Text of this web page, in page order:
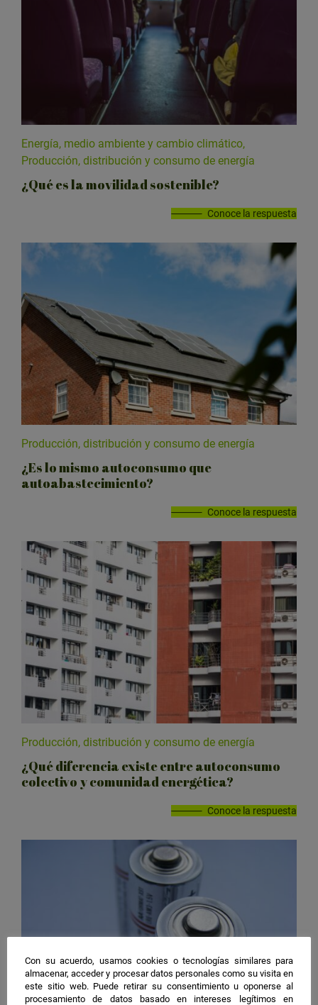
Energía, medio ambiente y cambio climático,
Producción, distribución y consumo de energía
¿Qué es la movilidad sostenible?
Conoce la respuesta
Producción, distribución y consumo de energía
¿Es lo mismo autoconsumo que
autoabastecimiento?
Conoce la respuesta
Producción, distribución y consumo de energía
¿Qué diferencia existe entre autoconsumo
colectivo y comunidad energética?
Conoce la respuesta
Con su acuerdo, usamos cookies o tecnologías similares para
almacenar, acceder y procesar datos personales como su visita en
este sitio web. Puede retirar su consentimiento u oponerse al
procesamiento de datos basado en intereses legítimos en